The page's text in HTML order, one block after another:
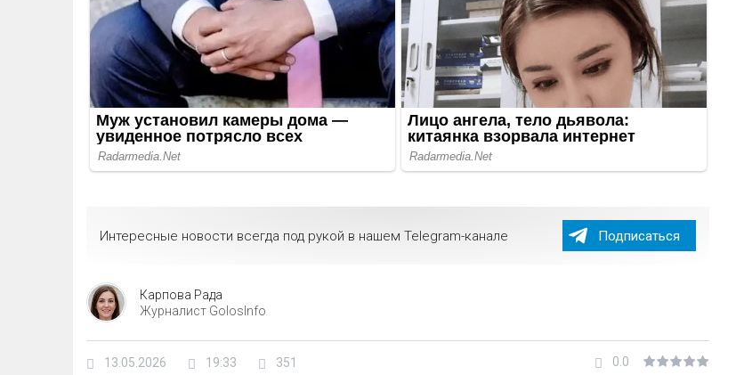
Интересные новости всегда под рукой в нашем Telegram-канале Подписаться
Карпова Рада
Журналист GolosInfo
13.05.2026 19:33 351 0.0